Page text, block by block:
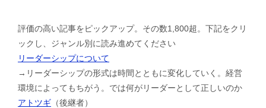
評価の高い記事をピックアップ。その数1,800超。下記をクリ
ックし、ジャンル別に読み進めてください
リーダーシップについて
→リーダーシップの形式は時間とともに変化していく。経営
環境によってもちがう。では何がリーダーとして正しいのか
アトツギ （後継者）